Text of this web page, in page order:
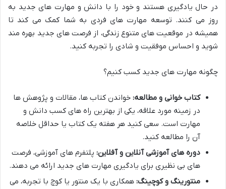
در حال یادگیری هستند و خود را با دانش و مهارت های جدید به
روز می کنند. توسعه مهارت های فردی به شما کمک می کند تا
همیشه در موقعیت های متنوع زندگی، از فرصت های جدید بهره مند
شوید و احساس موفقیت و شادی را تجربه کنید.
چگونه مهارت های جدید کسب کنیم؟
کتاب خوانی و مطالعه: خواندن کتاب ها، مقالات و پژوهش ها
در زمینه مورد علاقه، یکی از بهترین راه های کسب دانش و
مهارت است. سعی کنید هر هفته یک کتاب یا حداقل خلاصه
آن را مطالعه کنید.
دوره های آموزشی آنلاین و آفلاین: پلتفرم های آموزشی، فرصت
های بی نظیری برای یادگیری مهارت های جدید ارائه می دهند.
منتورینگ و کوچینگ: همکاری با یک منتور یا کوچ با تجربه، می